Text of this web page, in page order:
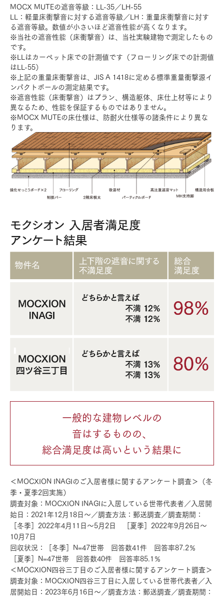
MOCX MUTEの遮音等級：LL-35／LH-55
LL：軽量床衝撃音に対する遮音等級／LH：重量床衝撃音に対す
る遮音等級。数値が小さいほど遮音性能が高くなります。
※当社の遮音性能（床衝撃音）は、当社実験建物で測定したもの
です。
※LLはカーペット床での計測値です（フローリング床での計測値
はLL-55）
※上記の重量床衝撃音は、JIS A 1418に定める標準重量衝撃源イ
ンパクトボールの測定結果です。
※遮音性能（床衝撃音）はプラン、構造躯体、床仕上材等により
異なるため、性能を保証するものではありません。
※MOCX MUTEの床仕様は、防耐火仕様等の諸条件により異な
ります。
一般的な建物レベルの
音はするものの、
総合満足度は高いという結果に
＜MOCXION INAGIのご入居者様に関するアンケート調査＞（冬
季・夏季2回実施）
調査対象：MOCXION INAGIに入居している世帯代表者／入居開
始日：2021年12月18日～／調査方法：郵送調査／調査期間：
［冬季］2022年4月11日～5月2日 ［夏季］2022年9月26日～
10月7日
回収状況：［冬季］N=47世帯 回答数41件 回答率87.2％
［夏季］N=47世帯 回答数40件 回答率85.1％
＜MOCXION四谷三丁目のご入居者様に関するアンケート調査＞
調査対象：MOCXION四谷三丁目に入居している世帯代表者／入
居開始日：2023年6月16日～／調査方法：郵送調査／調査期間：